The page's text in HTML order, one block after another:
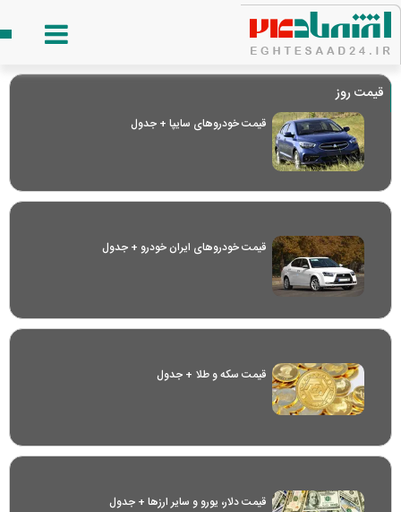
قیمت روز
قیمت خودرو‌های سایپا + جدول
قیمت خودرو‌های ایران خودرو + جدول
قیمت سکه و طلا + جدول
قیمت دلار، یورو و سایر ارز‌ها + جدول